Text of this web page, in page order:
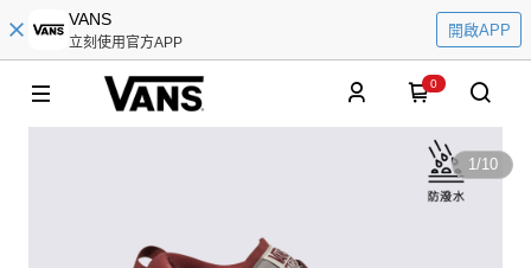
VANS
立刻使用官方APP
開啟APP
0
1/10